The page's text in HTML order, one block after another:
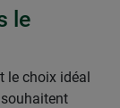
le
le choix idéal